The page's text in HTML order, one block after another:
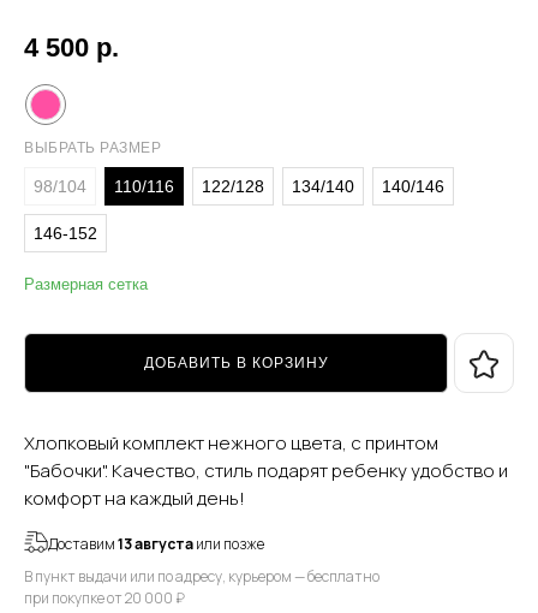
4 500 р.
ВЫБРАТЬ РАЗМЕР
98/104 110/116 122/128 134/140 140/146
146-152
Размерная сетка
ДОБАВИТЬ В КОРЗИНУ
Хлопковый комплект нежного цвета, с принтом
"Бабочки". Качество, стиль подарят ребенку удобство и
комфорт на каждый день!
Доставим13 августаили позже
В пункт выдачи или по адресу, курьером — бесплатно
при покупке от 20 000 ₽